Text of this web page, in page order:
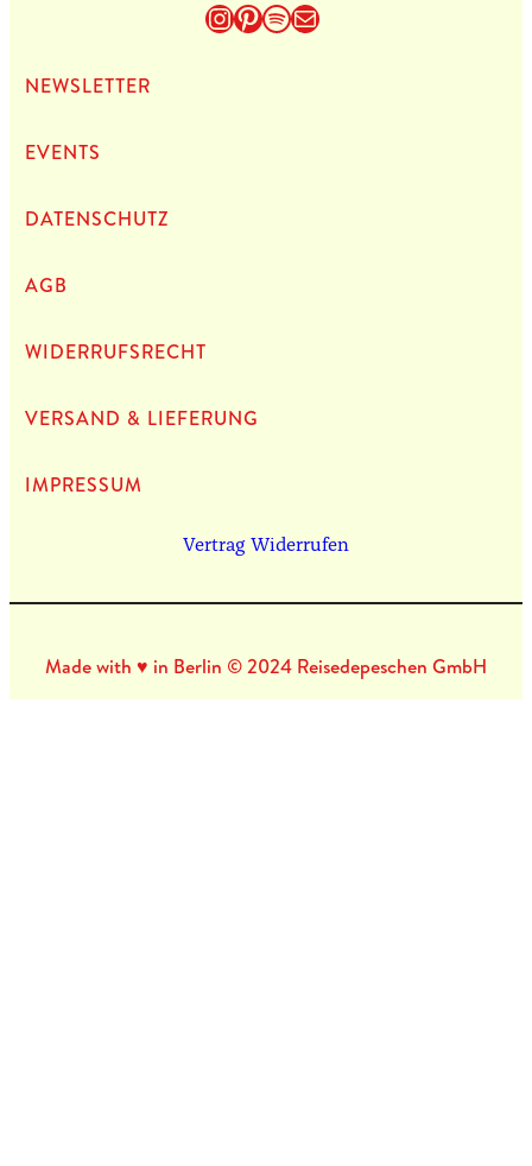
Instagram
Pinterest
Spotify
E-Mail
NEWS­LET­TER
EVENTS
DATEN­SCHUTZ
AGB
WIDERRUFSRECHT
VERSAND & LIEFERUNG
IMPRES­SUM
Vertrag Widerrufen
Made with ♥ in Berlin © 2024 Reisedepeschen GmbH